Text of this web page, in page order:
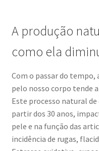
A produção
como ela
Com o passar do
pelo nosso corpo tende
Este processo natural
partir dos 30 anos,
pele e na função das
incidência de rugas,